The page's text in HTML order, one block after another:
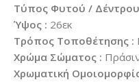
Τύπος Φυτού /
Ύψος : 26εκ
Τρόπος Τοποθέτησης :
Χρώμα Σώματος :
Χρωματική